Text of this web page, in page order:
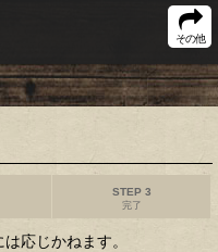
その他
STEP 3
完了
応じかねます。